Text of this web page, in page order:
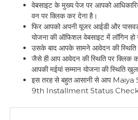
वेबसाइट के मुख्य पेज पर आपको
वन पर क्लिक कर देना है।
फिर आपको अपनी यूजर आईडी और
योजना की ऑफिशल वेबसाइट में लॉगिन हो
उसके बाद आपके सामने आवेदन की स्थिति
जैसे ही आप आवेदन की स्थिति पर क्लिक
आपकी मईयां सम्मान योजना की स्थिति
इस तरह से बहुत आसानी से आप
9th Installment Status